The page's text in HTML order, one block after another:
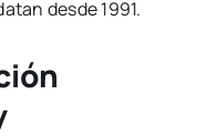
desde 1991.